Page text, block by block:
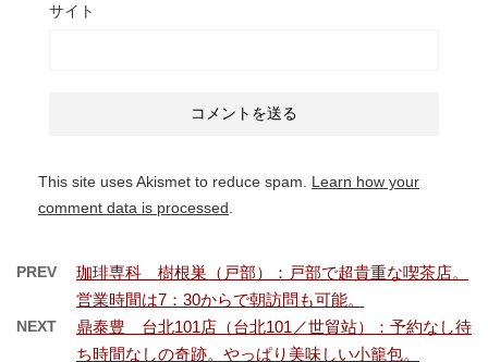
サイト
This site uses Akismet to reduce spam. Learn how your
comment data is processed
PREV
珈琲専科 樹根巣（戸部）：戸部で超貴重な喫茶店。
営業時間は7：30からで朝訪問も可能。
NEXT
鼎泰豊 台北101店（台北101／世貿站）：予約なし待
ち時間なしの奇跡。やっぱり美味しい小籠包。